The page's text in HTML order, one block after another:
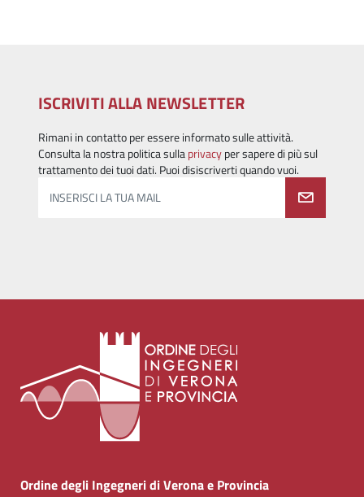
ISCRIVITI ALLA NEWSLETTER
Rimani in contatto per essere informato sulle attività.
Consulta la nostra politica sullaprivacyper sapere di più sul
trattamento dei tuoi dati. Puoi disiscriverti quando vuoi.
INSERISCI LA TUA MAIL
Ordine degli Ingegneri di Verona e Provincia